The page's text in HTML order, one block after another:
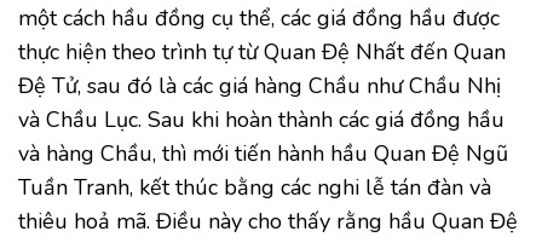
một cách hầu đồng cụ thể, các giá đồng hầu được
thực hiện theo trình tự từ Quan Đệ Nhất đến Quan
Đệ Tử, sau đó là các giá hàng Chầu như Chầu Nhị
và Chầu Lục. Sau khi hoàn thành các giá đồng hầu
và hàng Chầu, thì mới tiến hành hầu Quan Đệ Ngũ
Tuần Tranh, kết thúc bằng các nghi lễ tán đàn và
thiêu hoả mã. Điều này cho thấy rằng hầu Quan Đệ